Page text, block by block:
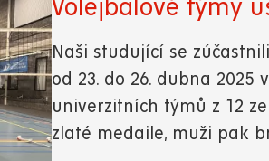
Volejbalové týmy
Naši studující se
od 23. do 26. dubna 2025
univerzitních týmů z 12
zlaté medaile, muži pak